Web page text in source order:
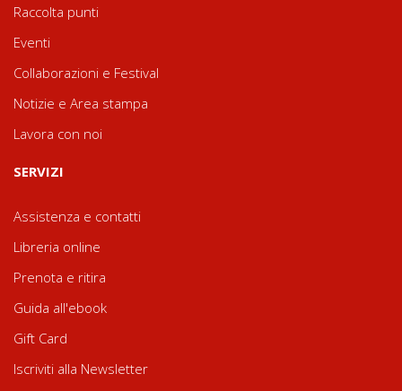
Raccolta punti
Eventi
Collaborazioni e Festival
Notizie e Area stampa
Lavora con noi
SERVIZI
Assistenza e contatti
Libreria online
Prenota e ritira
Guida all'ebook
Gift Card
Iscriviti alla Newsletter